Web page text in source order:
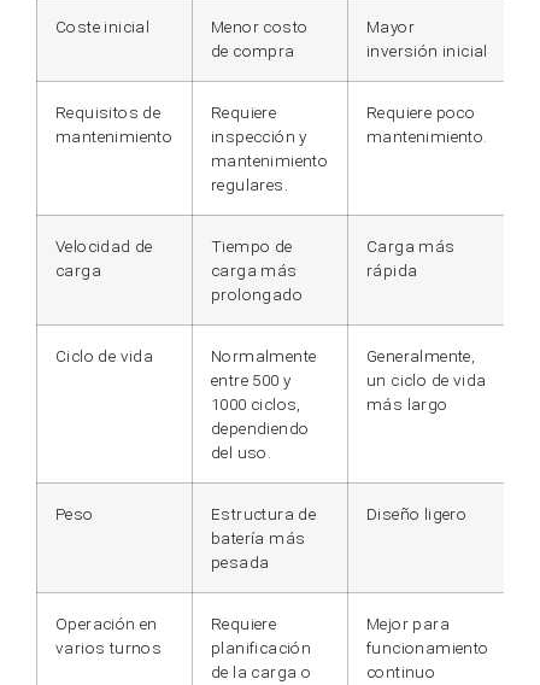
Coste inicial
Menor costo
de compra
Mayor
inversión inicial
Requisitos de
mantenimiento
Requiere
inspección y
mantenimiento
regulares.
Requiere poco
mantenimiento.
Velocidad de
carga
Tiempo de
carga más
prolongado
Carga más
rápida
Ciclo de vida
Normalmente
entre 500 y
1000 ciclos,
dependiendo
del uso.
Generalmente,
un ciclo de vida
más largo
Peso
Estructura de
batería más
pesada
Diseño ligero
Operación en
varios turnos
Requiere
planificación
de la carga o
Mejor para
funcionamiento
continuo